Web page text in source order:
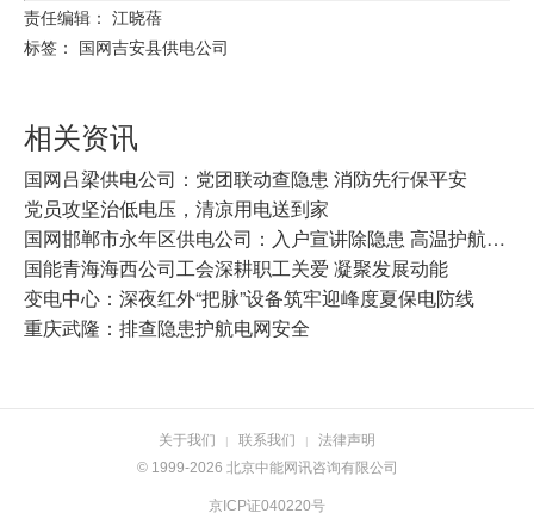
责任编辑： 江晓蓓
标签： 国网吉安县供电公司
相关资讯
国网吕梁供电公司：党团联动查隐患 消防先行保平安
党员攻坚治低电压，清凉用电送到家
国网邯郸市永年区供电公司：入户宣讲除隐患 高温护航保民安
国能青海海西公司工会深耕职工关爱 凝聚发展动能
变电中心：深夜红外“把脉”设备筑牢迎峰度夏保电防线
重庆武隆：排查隐患护航电网安全
关于我们 | 联系我们 |
法律声明
© 1999-2026 北京中能网讯咨询有限公司
京ICP证040220号